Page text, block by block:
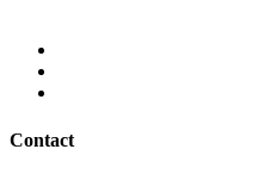
Contact